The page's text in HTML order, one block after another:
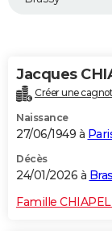
Alimentation
Guide de la santé
Maladies
Médicaments
Sommeil
VOYAGE
Destinations
City break
Voyage nature
Voyage de noces
Forum
Climat
+PHOTO
GUIDES D'ACHAT
Jacques
Créer une
Naissance
27/06/1949 à
Décès
24/01/2026 à
Famille